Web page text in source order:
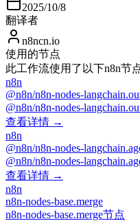
2025/10/8
翻译者
n8ncn.io
使用的节点
此工作流使用了以下n8n节
n8n
@n8n/n8n-nodes-
@n8n/n8n-nodes-
查看详情 →
n8n
@n8n/n8n-nodes-
@n8n/n8n-nodes-
查看详情 →
n8n
n8n-nodes-base.merge
n8n-nodes-base.merge节点